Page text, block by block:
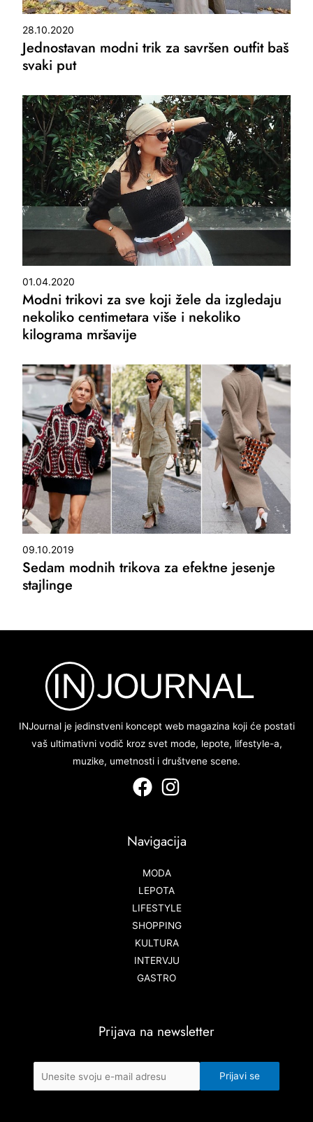
28.10.2020
Jednostavan modni trik za savršen outfit baš
svaki put
01.04.2020
Modni trikovi za sve koji žele da izgledaju
nekoliko centimetara više i nekoliko
kilograma mršavije
09.10.2019
Sedam modnih trikova za efektne jesenje
stajlinge
INJournal je jedinstveni koncept web magazina koji će postati
vaš ultimativni vodič kroz svet mode, lepote, lifestyle-a,
muzike, umetnosti i društvene scene.
Navigacija
MODA
LEPOTA
LIFESTYLE
SHOPPING
KULTURA
INTERVJU
GASTRO
Prijava na newsletter